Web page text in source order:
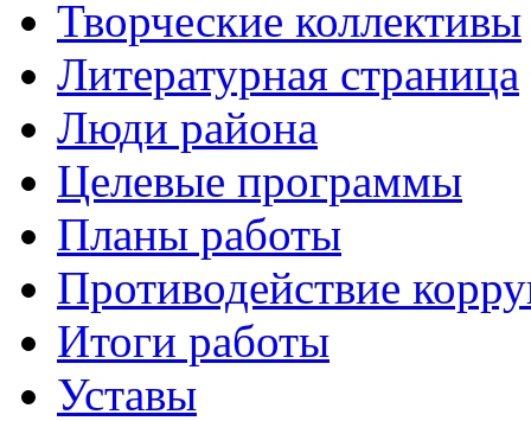
Творческие коллективы
Литературная страница
Люди района
Целевые программы
Планы работы
Противодействие
Итоги работы
Уставы